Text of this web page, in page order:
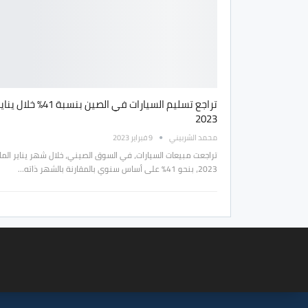
تراجع تسليم السيارات في الصين بنسبة 41% خلال
2023
محمد الشربيني 9 فبراير 2023
تراجعت مبيعات السيارات، في السوق الصيني، خلال شهر يناير
2023، بنحو 41% على أساس سنوي بالمقارنة بالشهر ذاته…